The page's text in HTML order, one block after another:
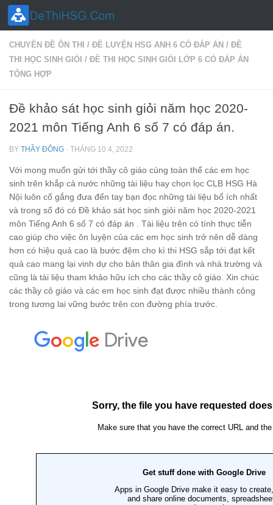
Skip to content
CHUYÊN ĐỀ ÔN THI / ĐỀ LUYỆN HSG ANH 6 CÓ ĐÁP ÁN / ĐỀ
THI HỌC SINH GIỎI / ĐỀ THI HỌC SINH GIỎI LỚP 6 CÓ ĐÁP ÁN
TỔNG HỢP
Đề khảo sát học sinh giỏi năm học 2020-
2021 môn Tiếng Anh 6 số 7 có đáp án.
BY THẦY ĐÔNG · THÁNG 10 4, 2022
Với mong muốn gửi tới thầy cô giáo cùng toàn thể các em học
sinh trên khắp cả nước những tài liệu hay chọn lọc CLB HSG Hà
Nội luôn cố gắng đưa đến tay bạn đọc những tài liệu bổ ích nhất
và trong số đó có Đề khảo sát học sinh giỏi năm học 2020-2021
môn Tiếng Anh 6 số 7 có đáp án . Tài liệu trên có tính thực tiễn
cao giúp cho việc ôn luyện của các em học sinh trở nên dễ dàng
hơn có hiệu quả cao là bước đệm cho kì thi HSG sắp tới đạt kết
quả cao mang lại vinh dự cho bản thân gia đình và nhà trường và
cũng là tài liệu tham khảo hữu ích cho các thầy cô giáo. Xin chúc
các thầy cô giáo và các em học sinh đạt được nhiều thành công
trong tương lai vững bước trên con đường phía trước.